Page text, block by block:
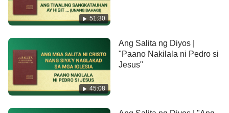
51:30
45:08
Ang Salita ng Diyos |
"Paano Nakilala ni Pedro si
Jesus"